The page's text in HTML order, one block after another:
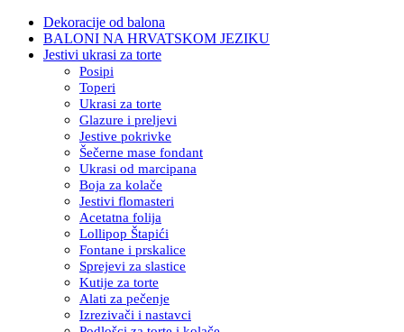
Dekoracije od balona
BALONI NA HRVATSKOM JEZIKU
Jestivi ukrasi za torte
Posipi
Toperi
Ukrasi za torte
Glazure i preljevi
Jestive pokrivke
Šečerne mase fondant
Ukrasi od marcipana
Boja za kolače
Jestivi flomasteri
Acetatna folija
Lollipop Štapići
Fontane i prskalice
Sprejevi za slastice
Kutije za torte
Alati za pečenje
Izrezivači i nastavci